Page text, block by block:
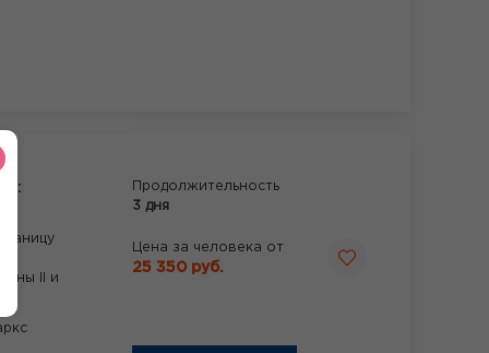
II и
Продолжительность
3 дня
Цена за человека от
25 350 руб.